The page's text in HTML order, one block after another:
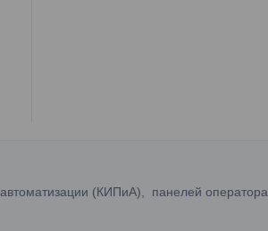
(КИПиА), панелей оператора,